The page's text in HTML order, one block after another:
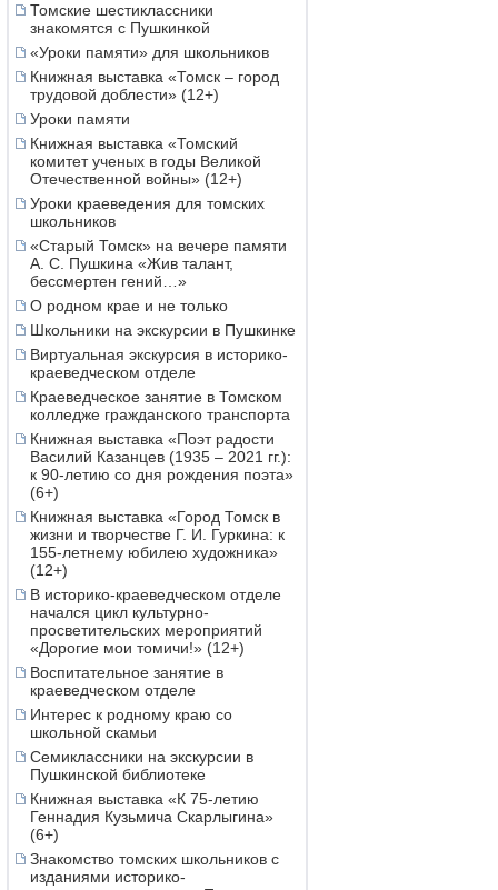
Томские шестиклассники
знакомятся с Пушкинкой
«Уроки памяти» для школьников
Книжная выставка «Томск – город
трудовой доблести» (12+)
Уроки памяти
Книжная выставка «Томский
комитет ученых в годы Великой
Отечественной войны» (12+)
Уроки краеведения для томских
школьников
«Старый Томск» на вечере памяти
А. С. Пушкина «Жив талант,
бессмертен гений…»
О родном крае и не только
Школьники на экскурсии в Пушкинке
Виртуальная экскурсия в историко-
краеведческом отделе
Краеведческое занятие в Томском
колледже гражданского транспорта
Книжная выставка «Поэт радости
Василий Казанцев (1935 – 2021 гг.):
к 90-летию со дня рождения поэта»
(6+)
Книжная выставка «Город Томск в
жизни и творчестве Г. И. Гуркина: к
155-летнему юбилею художника»
(12+)
В историко-краеведческом отделе
начался цикл культурно-
просветительских мероприятий
«Дорогие мои томичи!» (12+)
Воспитательное занятие в
краеведческом отделе
Интерес к родному краю со
школьной скамьи
Семиклассники на экскурсии в
Пушкинской библиотеке
Книжная выставка «К 75-летию
Геннадия Кузьмича Скарлыгина»
(6+)
Знакомство томских школьников с
изданиями историко-